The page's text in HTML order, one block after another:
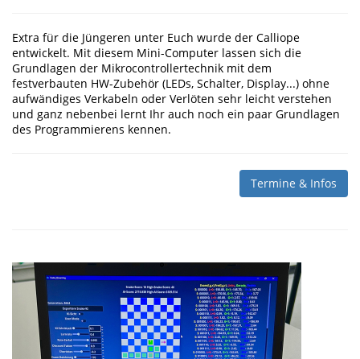
Extra für die Jüngeren unter Euch wurde der Calliope
entwickelt. Mit diesem Mini-Computer lassen sich die
Grundlagen der Mikrocontrollertechnik mit dem
festverbauten HW-Zubehör (LEDs, Schalter, Display...) ohne
aufwändiges Verkabeln oder Verlöten sehr leicht verstehen
und ganz nebenbei lernt Ihr auch noch ein paar Grundlagen
des Programmierens kennen.
Termine & Infos